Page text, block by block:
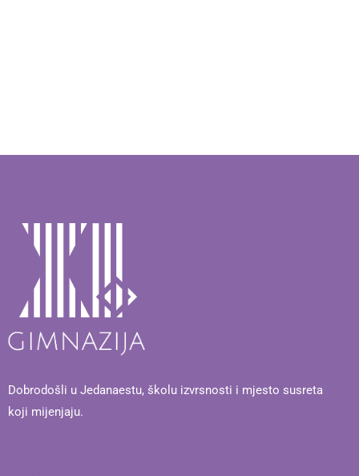
Dobrodošli u Jedanaestu, školu izvrsnosti i mjesto susreta
koji mijenjaju.